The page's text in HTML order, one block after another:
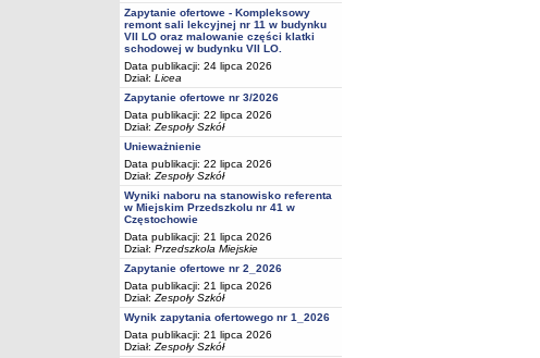
Zapytanie ofertowe - Kompleksowy
remont sali lekcyjnej nr 11 w budynku
VII LO oraz malowanie części klatki
schodowej w budynku VII LO.
Data publikacji: 24 lipca 2026
Dział: Licea
Zapytanie ofertowe nr 3/2026
Data publikacji: 22 lipca 2026
Dział: Zespoły Szkół
Unieważnienie
Data publikacji: 22 lipca 2026
Dział: Zespoły Szkół
Wyniki naboru na stanowisko referenta
w Miejskim Przedszkolu nr 41 w
Częstochowie
Data publikacji: 21 lipca 2026
Dział: Przedszkola Miejskie
Zapytanie ofertowe nr 2_2026
Data publikacji: 21 lipca 2026
Dział: Zespoły Szkół
Wynik zapytania ofertowego nr 1_2026
Data publikacji: 21 lipca 2026
Dział: Zespoły Szkół